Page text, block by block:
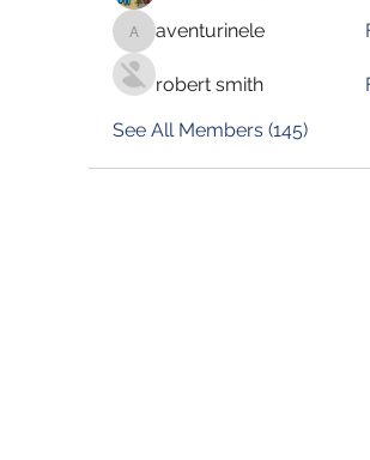
aventurinele
aventurinele
robert smith
See All Members (145)